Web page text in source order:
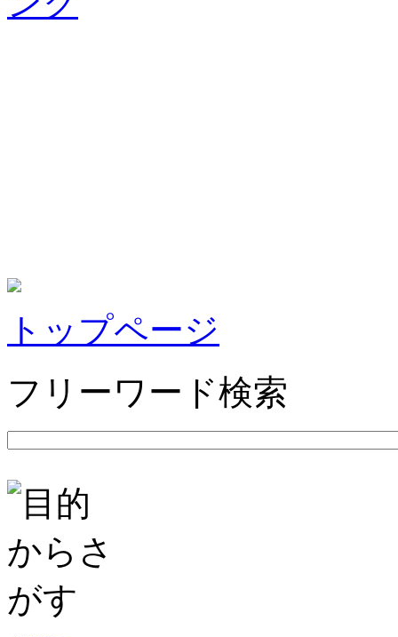
トップページ
フリーワード検索